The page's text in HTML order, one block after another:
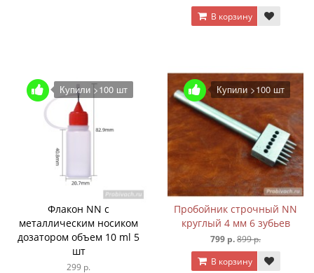
В корзину
Купили >100 шт
Флакон NN с
металлическим носиком
дозатором объем 10 ml 5
шт
299 р.
Купили >100 шт
Пробойник строчный NN
круглый 4 мм 6 зубьев
799 р.899 р.
В корзину